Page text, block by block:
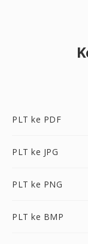
PLT ke PDF
PLT ke JPG
PLT ke PNG
PLT ke BMP